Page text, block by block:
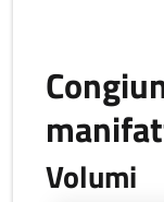
Volumi